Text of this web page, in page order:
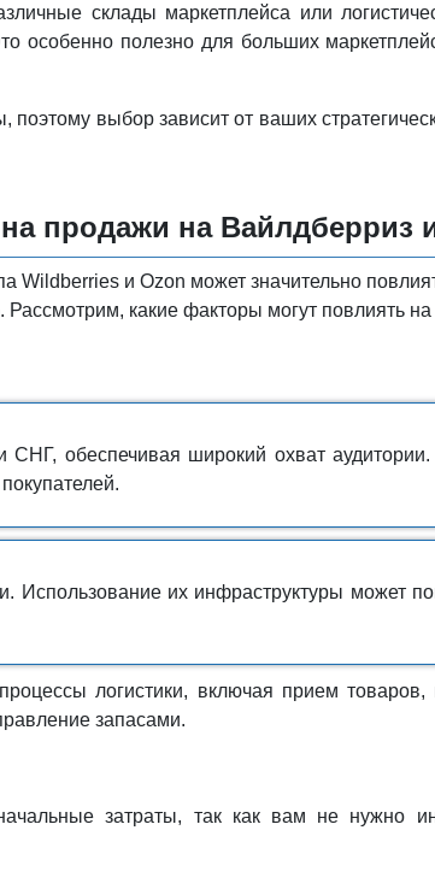
склады маркетплейса или
особенно полезно для больших
выбор зависит от ваших
продажи на Вайлдберриз
Wildberries и Ozon может значительно
какие факторы могут повлиять
обеспечивая широкий охват
их инфраструктуры может
логистики, включая прием товаров,
запасами.
затраты, так как вам не нужно